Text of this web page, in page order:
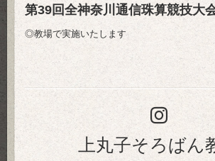
第39回全神奈川通信珠算競技大
◎教場で実施いたします
上丸子そろばん